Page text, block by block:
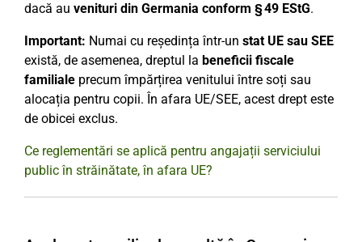
dacă au venituri din Germania conform § 49 EStG.
Important: Numai cu reședința într-un stat UE sau SEE
există, de asemenea, dreptul la beneficii fiscale
familiale precum împărțirea venitului între soți sau
alocația pentru copii. În afara UE/SEE, acest drept este
de obicei exclus.
Ce reglementări se aplică pentru angajații serviciului
public în străinătate, în afara UE?